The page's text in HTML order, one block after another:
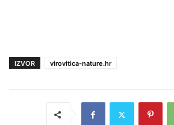
IZVOR virovitica-nature.hr